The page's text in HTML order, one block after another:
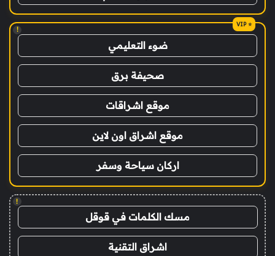
!
ضوء التعليمي
صحيفة برق
موقع اشراقات
موقع اشراق اون لاين
اركان سياحة وسفر
!
مسك الكلمات في قوقل
اشراق التقنية